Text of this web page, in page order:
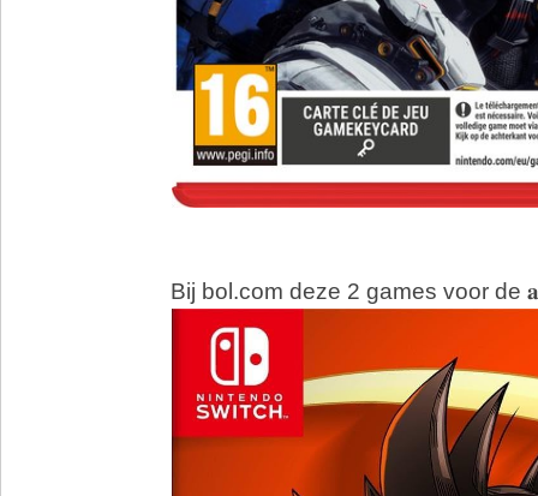
Bij bol.com deze 2 games voor de